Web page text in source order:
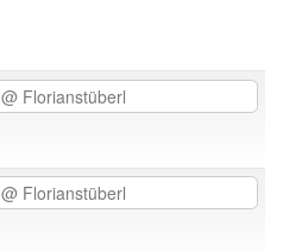
@ Florianstüberl
@ Florianstüberl